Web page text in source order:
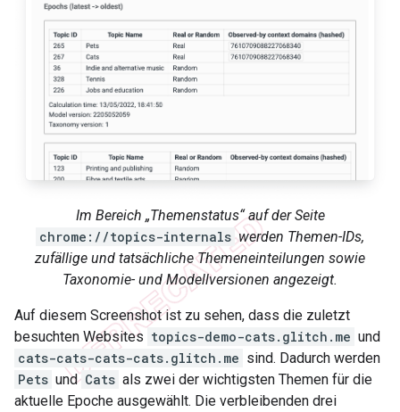
Im Bereich „Themenstatus“ auf der Seite
chrome://topics-internals werden Themen-IDs,
zufällige und tatsächliche Themeneinteilungen sowie
Taxonomie- und Modellversionen angezeigt.
Auf diesem Screenshot ist zu sehen, dass die zuletzt
besuchten Websites topics-demo-cats.glitch.me und
cats-cats-cats-cats.glitch.me sind. Dadurch werden
Pets und Cats als zwei der wichtigsten Themen für die
aktuelle Epoche ausgewählt. Die verbleibenden drei